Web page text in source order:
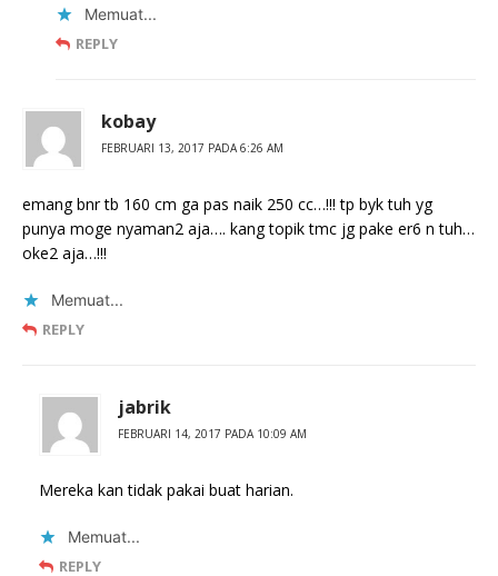
Memuat...
REPLY
kobay
FEBRUARI 13, 2017 PADA 6:26 AM
emang bnr tb 160 cm ga pas naik 250 cc…!!! tp byk tuh yg
punya moge nyaman2 aja…. kang topik tmc jg pake er6 n tuh…
oke2 aja…!!!
Memuat...
REPLY
jabrik
FEBRUARI 14, 2017 PADA 10:09 AM
Mereka kan tidak pakai buat harian.
Memuat...
REPLY